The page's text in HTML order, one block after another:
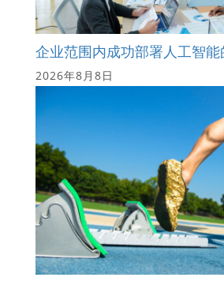
企业范围内成功部署人工智
2026年8月8日